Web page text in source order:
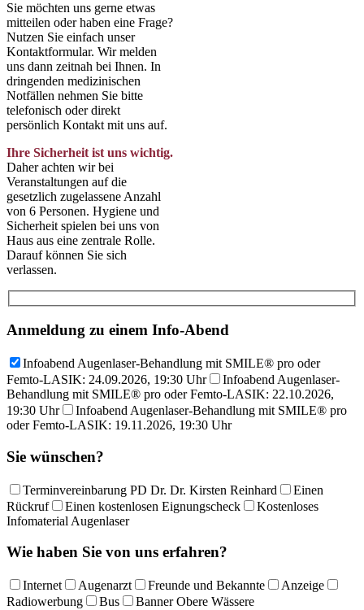
Sie möchten uns gerne etwas
mitteilen oder haben eine Frage?
Nutzen Sie einfach unser
Kontaktformular. Wir melden
uns dann zeitnah bei Ihnen. In
dringenden medizinischen
Notfällen nehmen Sie bitte
telefonisch oder direkt
persönlich Kontakt mit uns auf.
Ihre Sicherheit ist uns wichtig.
Daher achten wir bei
Veranstaltungen auf die
gesetzlich zugelassene Anzahl
von 6 Personen. Hygiene und
Sicherheit spielen bei uns von
Haus aus eine zentrale Rolle.
Darauf können Sie sich
verlassen.
Anmeldung zu einem Info-Abend
Infoabend Augenlaser-Behandlung mit SMILE® pro oder
Femto-LASIK: 24.09.2026, 19:30 Uhr
Infoabend Augenlaser-
Behandlung mit SMILE® pro oder Femto-LASIK: 22.10.2026,
19:30 Uhr
Infoabend Augenlaser-Behandlung mit SMILE® pro
oder Femto-LASIK: 19.11.2026, 19:30 Uhr
Sie wünschen?
Terminvereinbarung PD Dr. Dr. Kirsten Reinhard
Einen
Rückruf
Einen kostenlosen Eignungscheck
Kostenloses
Infomaterial Augenlaser
Wie haben Sie von uns erfahren?
Internet Augenarzt Freunde und Bekannte
Anzeige
Radiowerbung
Bus Banner Obere Wässere